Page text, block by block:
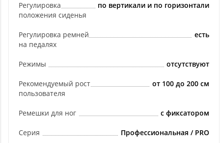
Регулировка
положения сиденья
по вертикали и по горизонтали
Регулировка ремней
на педалях
есть
Режимы отсутствуют
Рекомендуемый рост
пользователя
от 100 до 200 см
Ремешки для ног с фиксатором
Серия Профессиональная / PRO